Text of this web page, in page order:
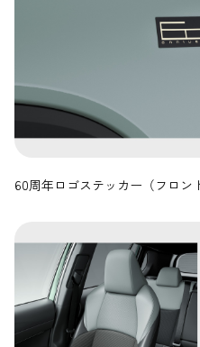
60周年ロゴステッカー（フロン